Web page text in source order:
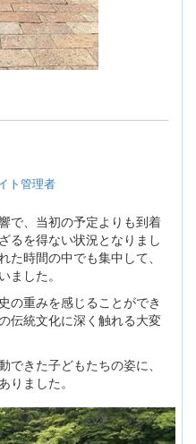
ト管理者
で、当初の予定よりも到着
るを得ない状況となりまし
時間の中でも集中して、
した。
の重みを感じることができ
伝統文化に深く触れる大変
きた子どもたちの姿に、
りました。